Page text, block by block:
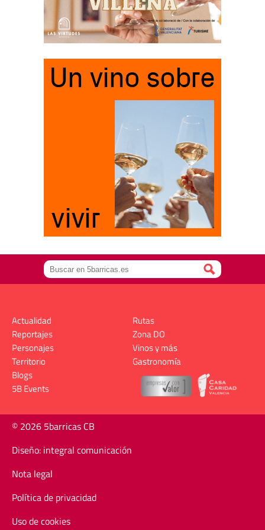
Actualidad
Reportajes
Personajes
Territorio
Rutas
Zona DO
Vinos y más
Gastronomía
Blogs
5B Events
© 2026 5barricas CB
Diseño: integral comunicación
Nota legal
Política de privacidad
Uso de cookies